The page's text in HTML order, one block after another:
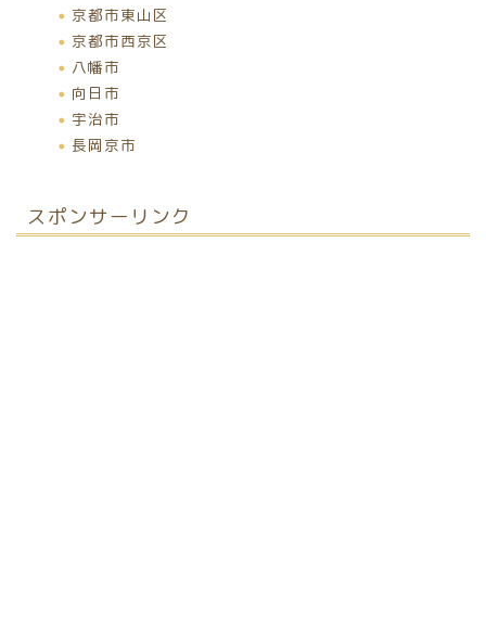
京都市東山区
京都市西京区
八幡市
向日市
宇治市
長岡京市
スポンサーリンク